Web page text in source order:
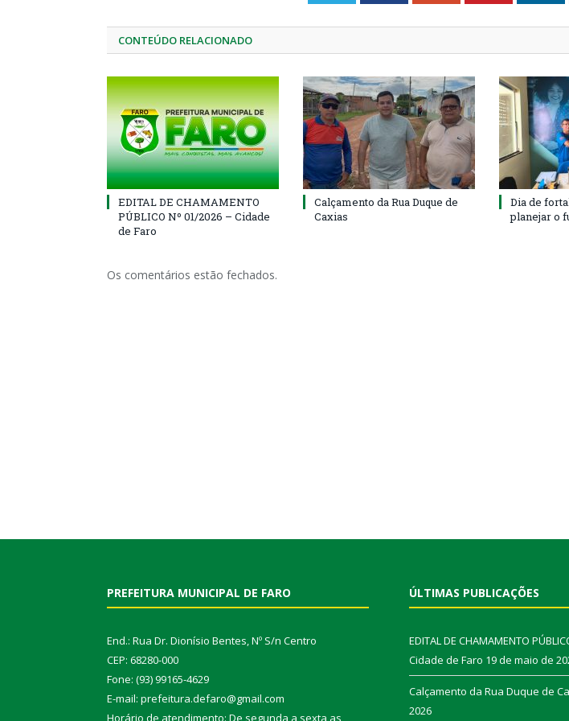
CONTEÚDO RELACIONADO
EDITAL DE CHAMAMENTO
PÚBLICO Nº 01/2026 – Cidade
de Faro
Calçamento da Rua Duque de
Caxias
Dia de
planejar o
Os comentários estão fechados.
PREFEITURA MUNICIPAL DE FARO
End.: Rua Dr. Dionísio Bentes, Nº S/n Centro
CEP: 68280-000
Fone: (93) 99165-4629
E-mail: prefeitura.defaro@gmail.com
Horário de atendimento: De segunda a sexta as
ÚLTIMAS PUBLICAÇÕES
EDITAL DE CHAMAMENTO
Cidade de Faro 19 de maio de
Calçamento da Rua Duque de
2026